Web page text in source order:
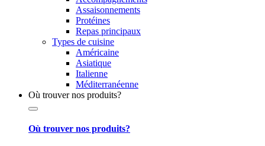
Assaisonnements
Protéines
Repas principaux
Types de cuisine
Américaine
Asiatique
Italienne
Méditerranéenne
Où trouver nos produits?
Où trouver nos produits?